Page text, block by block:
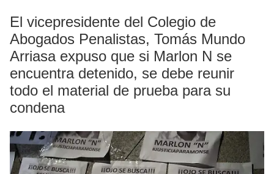
El vicepresidente del Colegio de
Abogados Penalistas, Tomás Mundo
Arriasa expuso que si Marlon N se
encuentra detenido, se debe reunir
todo el material de prueba para su
condena